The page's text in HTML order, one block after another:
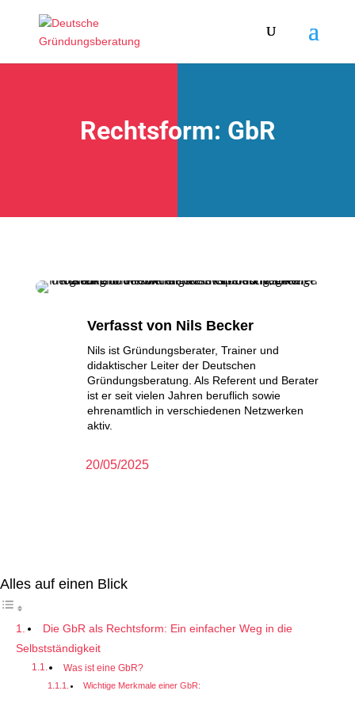
Rechtsform: GbR
Verfasst von Nils Becker
Nils ist Gründungsberater, Trainer und
didaktischer Leiter der Deutschen
Gründungsberatung. Als Referent und Berater
ist er seit vielen Jahren beruflich sowie
ehrenamtlich in verschiedenen Netzwerken
aktiv.
20/05/2025
Alles auf einen Blick
Die GbR als Rechtsform: Ein einfacher Weg in die
Selbstständigkeit
Was ist eine GbR?
Wichtige Merkmale einer GbR: